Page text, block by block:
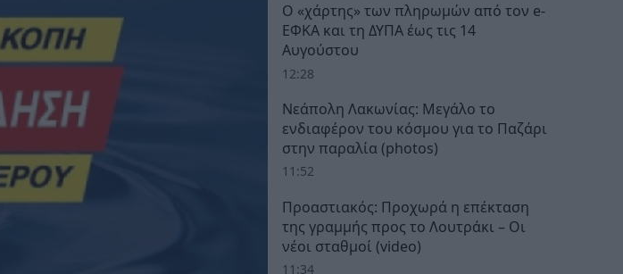
Ο «χάρτης» των πληρωμών από τον e-
ΕΦΚΑ και τη ΔΥΠΑ έως τις 14
Αυγούστου
12:28
Νεάπολη Λακωνίας: Μεγάλο το
ενδιαφέρον του κόσμου για το Παζάρι
στην παραλία (photos)
11:52
Προαστιακός: Προχωρά η επέκταση
της γραμμής προς το Λουτράκι – Οι
νέοι σταθμοί (video)
11:34